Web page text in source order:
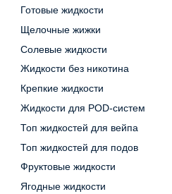
Жасмин
Жвачка
Зефир
Имбирь
Ирис-крем
Ириска
Йогурт
Кактус
Канноли
Готовые жидкости
Щелочные жижки
Солевые жидкости
Жидкости без никотина
Крепкие жидкости
Жидкости для POD-систем
Топ жидкостей для вейпа
Топ жидкостей для подов
Фруктовые жидкости
Ягодные жидкости